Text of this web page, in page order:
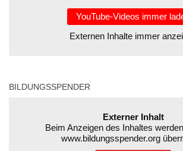
YouTube-Videos immer
Externen Inhalte immer
BILDUNGSSPENDER
Externer Inhalt
Beim Anzeigen des Inhaltes
www.bildungsspender.org